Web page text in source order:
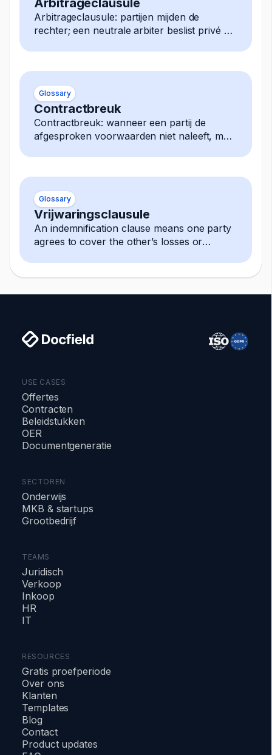
Arbitrageclausule
Arbitrageclausule: partijen mijden de
rechter; een neutrale arbiter beslist privé elk
Glossary
Contractbreuk
Contractbreuk: wanneer een partij de
afgesproken voorwaarden niet naleeft, met
Glossary
Vrijwaringsclausule
An indemnification clause means one party
agrees to cover the other’s losses or
USE CASES
Offertes
Contracten
Beleidstukken
OER
Documentgeneratie
SECTOREN
Onderwijs
MKB & startups
Grootbedrijf
TEAMS
Juridisch
Verkoop
Inkoop
HR
IT
RESOURCES
Gratis proefperiode
Over ons
Klanten
Templates
Blog
Contact
Product updates